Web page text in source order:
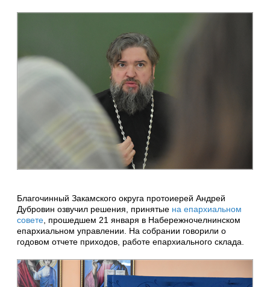
Благочинный Закамского округа протоиерей Андрей
Дубровин озвучил решения, принятые на епархиальном
совете , прошедшем 21 января в Набережночелнинском
епархиальном управлении. На собрании говорили о
годовом отчете приходов, работе епархиального склада.